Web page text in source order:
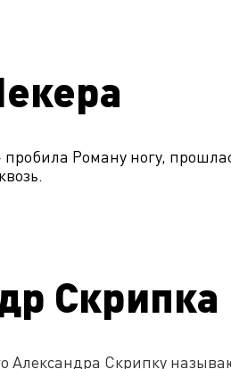
Роману ногу,
Скрипка
Александра Скрипку